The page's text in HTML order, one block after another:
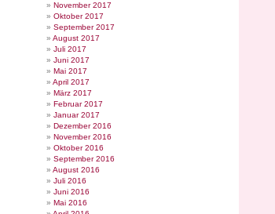
November 2017
Oktober 2017
September 2017
August 2017
Juli 2017
Juni 2017
Mai 2017
April 2017
März 2017
Februar 2017
Januar 2017
Dezember 2016
November 2016
Oktober 2016
September 2016
August 2016
Juli 2016
Juni 2016
Mai 2016